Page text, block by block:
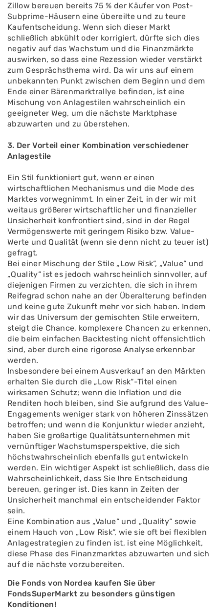
Zillow bereuen bereits 75 % der Käufer von Post-
Subprime-Häusern eine übereilte und zu teure
Kaufentscheidung. Wenn sich dieser Markt
schließlich abkühlt oder korrigiert, dürfte sich dies
negativ auf das Wachstum und die Finanzmärkte
auswirken, so dass eine Rezession wieder verstärkt
zum Gesprächsthema wird. Da wir uns auf einem
unbekannten Punkt zwischen dem Beginn und dem
Ende einer Bärenmarktrallye befinden, ist eine
Mischung von Anlagestilen wahrscheinlich ein
geeigneter Weg, um die nächste Marktphase
abzuwarten und zu überstehen.
3. Der Vorteil einer Kombination verschiedener
Anlagestile
Ein Stil funktioniert gut, wenn er einen
wirtschaftlichen Mechanismus und die Mode des
Marktes vorwegnimmt. In einer Zeit, in der wir mit
weitaus größerer wirtschaftlicher und finanzieller
Unsicherheit konfrontiert sind, sind in der Regel
Vermögenswerte mit geringem Risiko bzw. Value-
Werte und Qualität (wenn sie denn nicht zu teuer ist)
gefragt.
Bei einer Mischung der Stile „Low Risk“, „Value“ und
„Quality“ ist es jedoch wahrscheinlich sinnvoller, auf
diejenigen Firmen zu verzichten, die sich in ihrem
Reifegrad schon nahe an der Überalterung befinden
und keine gute Zukunft mehr vor sich haben. Indem
wir das Universum der gemischten Stile erweitern,
steigt die Chance, komplexere Chancen zu erkennen,
die beim einfachen Backtesting nicht offensichtlich
sind, aber durch eine rigorose Analyse erkennbar
werden.
Insbesondere bei einem Ausverkauf an den Märkten
erhalten Sie durch die „Low Risk“-Titel einen
wirksamen Schutz; wenn die Inflation und die
Renditen hoch bleiben, sind Sie aufgrund des Value-
Engagements weniger stark von höheren Zinssätzen
betroffen; und wenn die Konjunktur wieder anzieht,
haben Sie großartige Qualitätsunternehmen mit
vernünftiger Wachstumsperspektive, die sich
höchstwahrscheinlich ebenfalls gut entwickeln
werden. Ein wichtiger Aspekt ist schließlich, dass die
Wahrscheinlichkeit, dass Sie Ihre Entscheidung
bereuen, geringer ist. Dies kann in Zeiten der
Unsicherheit manchmal ein entscheidender Faktor
sein.
Eine Kombination aus „Value“ und „Quality“ sowie
einem Hauch von „Low Risk“, wie sie oft bei flexiblen
Anlagestrategien zu finden ist, ist eine Möglichkeit,
diese Phase des Finanzmarktes abzuwarten und sich
auf die nächste vorzubereiten.
Die Fonds von Nordea kaufen Sie über
FondsSuperMarkt zu besonders günstigen
Konditionen!